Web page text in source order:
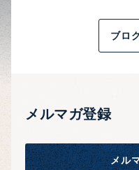
ブロ
メルマガ登録
メル